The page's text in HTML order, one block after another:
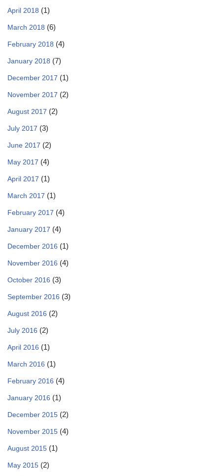
April 2018 (1)
March 2018 (6)
February 2018 (4)
January 2018 (7)
December 2017 (1)
November 2017 (2)
August 2017 (2)
July 2017 (3)
June 2017 (2)
May 2017 (4)
April 2017 (1)
March 2017 (1)
February 2017 (4)
January 2017 (4)
December 2016 (1)
November 2016 (4)
October 2016 (3)
September 2016 (3)
August 2016 (2)
July 2016 (2)
April 2016 (1)
March 2016 (1)
February 2016 (4)
January 2016 (1)
December 2015 (2)
November 2015 (4)
August 2015 (1)
May 2015 (2)